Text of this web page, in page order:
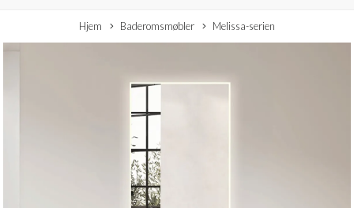
Hjem Baderomsmøbler Melissa-serien